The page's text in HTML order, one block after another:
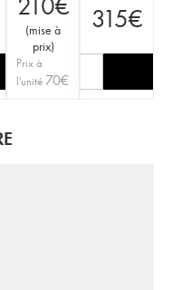
(mise à
prix)
Prix à
l'unité 70€
315€